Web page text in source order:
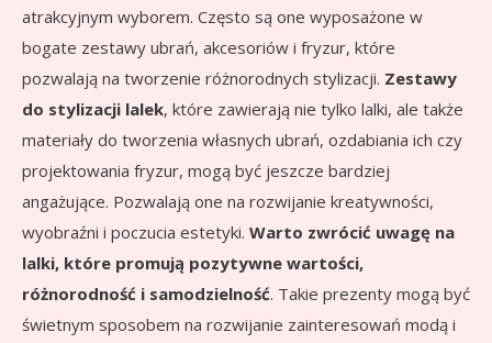
atrakcyjnym wyborem. Często są one wyposażone w
bogate zestawy ubrań, akcesoriów i fryzur, które
pozwalają na tworzenie różnorodnych stylizacji. Zestawy
do stylizacji lalek, które zawierają nie tylko lalki, ale także
materiały do tworzenia własnych ubrań, ozdabiania ich czy
projektowania fryzur, mogą być jeszcze bardziej
angażujące. Pozwalają one na rozwijanie kreatywności,
wyobraźni i poczucia estetyki. Warto zwrócić uwagę na
lalki, które promują pozytywne wartości,
różnorodność i samodzielność. Takie prezenty mogą być
świetnym sposobem na rozwijanie zainteresowań modą i